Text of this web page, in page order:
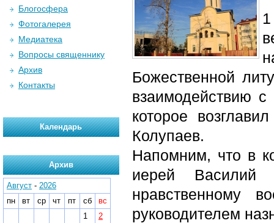
Божественной
взаимодействию с
которое
Колупаев.
Напомним, что в
иерей
нравственному
руководителем
Блогосфера
Фотогалерея
Медиатека
Вопросы священнику
Архив
Контакты
Календарь
Архив
Август - 2026
пн
вт ср чт пт сб
вс
1
2